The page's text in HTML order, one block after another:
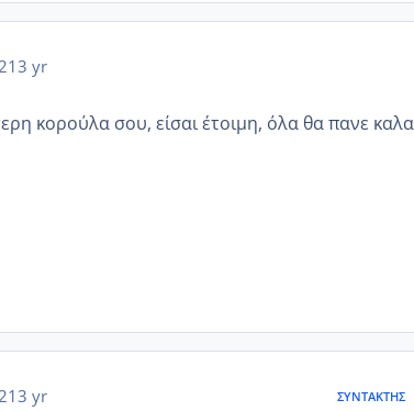
13 yr
κορούλα σου, είσαι έτοιμη, όλα θα πανε
13 yr ΣΥΝΤΆΚΤΗΣ